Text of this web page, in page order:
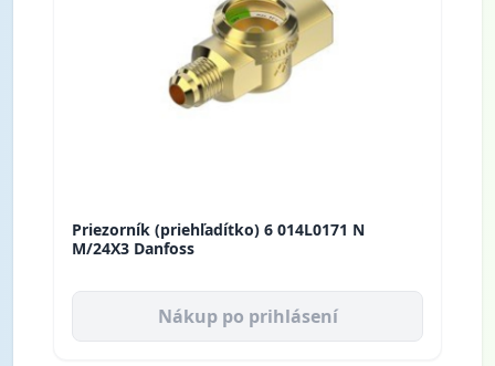
Priezorník (priehľadítko) 6 014L0171 N
M/24X3 Danfoss
Nákup po prihlásení